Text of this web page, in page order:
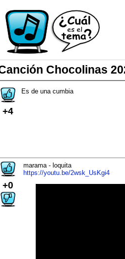
Chocolinas
+4
Es de una cumbia
+0
marama - loquita
https://youtu.be/2wsk_UsKgi4